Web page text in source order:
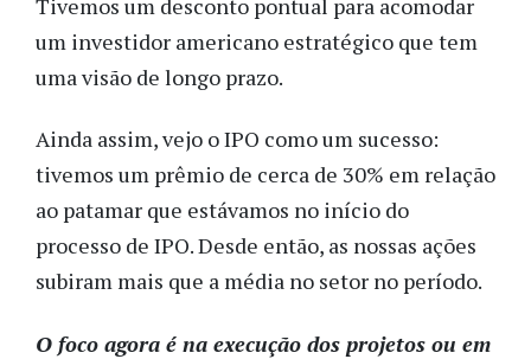
um investidor americano estratégico que tem
uma visão de longo prazo.
Ainda assim, vejo o IPO como um sucesso:
tivemos um prêmio de cerca de 30% em relação
ao patamar que estávamos no início do
processo de IPO. Desde então, as nossas ações
subiram mais que a média no setor no período.
O foco agora é na execução dos projetos ou em